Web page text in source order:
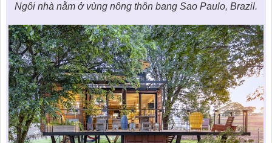
Ngôi nhà nằm ở vùng nông thôn bang Sao Paulo, Brazil.